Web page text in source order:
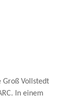
Groß Vollstedt
In einem